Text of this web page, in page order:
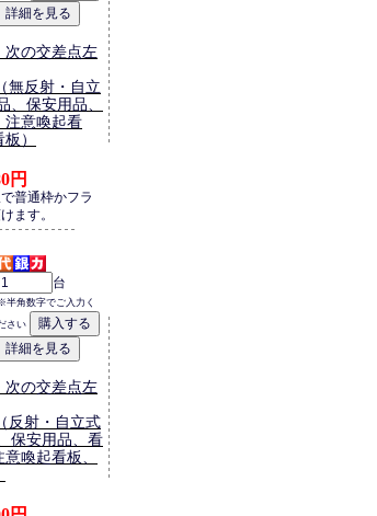
次の交差点左
無反射・自立
、保安用品、
注意喚起看
）
円
普通枠かフラ
ます。
台
半角数字でご入力く
さい
次の交差点左
反射・自立式
保安用品、看
喚起看板、